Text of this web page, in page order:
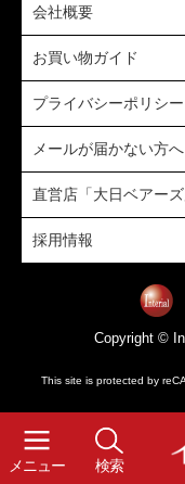
メニュー 検索
会社概要
お買い物ガイド
プライバシーポリシ
メールが届かない方へ
直営店「大日ベアーズ
採用情報
Copyright ©
This site is protected by